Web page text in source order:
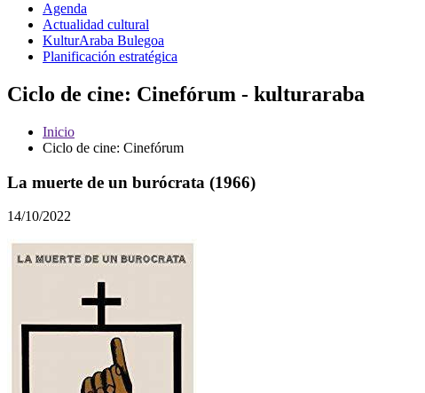
Agenda
Actualidad cultural
KulturAraba Bulegoa
Planificación estratégica
Ciclo de cine: Cinefórum - kulturaraba
Inicio
Ciclo de cine: Cinefórum
La muerte de un burócrata (1966)
14/10/2022